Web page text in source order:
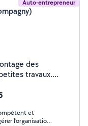
Auto-entrepreneur
des
travaux.
et
l’organisation